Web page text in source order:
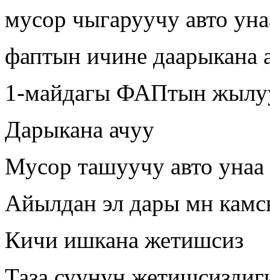
мусор чыгаруучу авто
фаптын ичине даарыкана
1-майдагы ФАПтын
Дарыкана ачуу
Мусор ташуучу авто унаа
Айылдан эл дары мн
Кичи ишкана жетишсиз